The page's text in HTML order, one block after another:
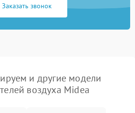
Заказать звонок
и другие модели
воздуха Midea